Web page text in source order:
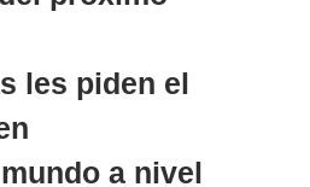
les piden el
a nivel